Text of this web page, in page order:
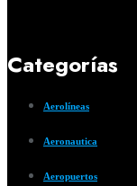
Categorías
Aerolíneas
Aeronautica
Aeropuertos